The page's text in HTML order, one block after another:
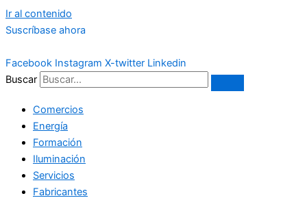
Ir al contenido
Suscríbase ahora
Facebook Instagram X-twitter Linkedin
Buscar
Comercios
Energía
Formación
Iluminación
Servicios
Fabricantes